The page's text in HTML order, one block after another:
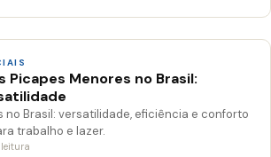
Picapes Menores no Brasil:
no Brasil: versatilidade, eficiência e conforto
trabalho e lazer.